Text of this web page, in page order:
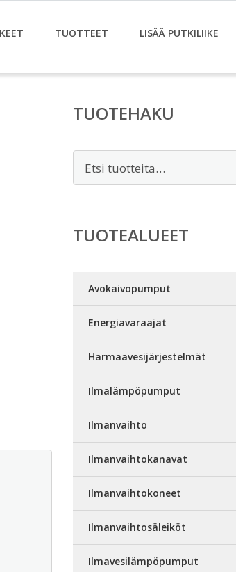
TUOTTEET LISÄÄ PUTKILIIKE
TUOTEHAKU
TUOTEALUEET
Avokaivopumput
Energiavaraajat
Harmaavesijärjestelmät
Ilmalämpöpumput
Ilmanvaihto
Ilmanvaihtokanavat
Ilmanvaihtokoneet
Ilmanvaihtosäleiköt
Ilmavesilämpöpumput